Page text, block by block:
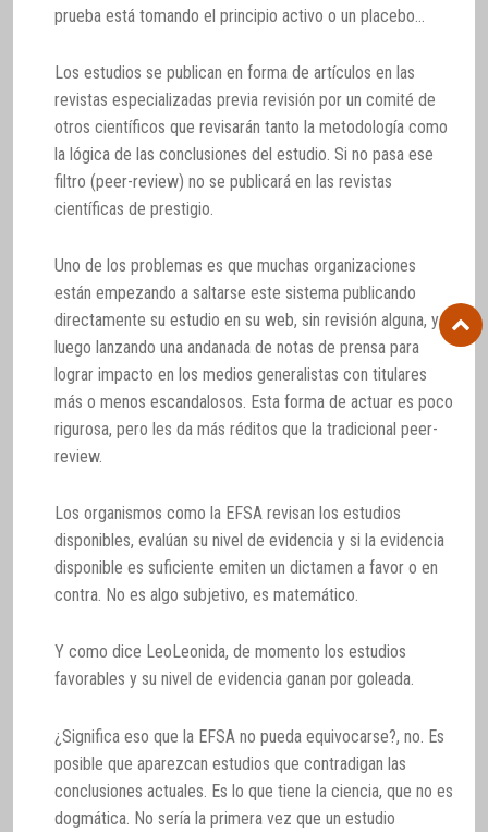
prueba está tomando el principio activo o un placebo…
Los estudios se publican en forma de artículos en las
revistas especializadas previa revisión por un comité de
otros científicos que revisarán tanto la metodología como
la lógica de las conclusiones del estudio. Si no pasa ese
filtro (peer-review) no se publicará en las revistas
científicas de prestigio.
Uno de los problemas es que muchas organizaciones
están empezando a saltarse este sistema publicando
directamente su estudio en su web, sin revisión alguna, y
luego lanzando una andanada de notas de prensa para
lograr impacto en los medios generalistas con titulares
más o menos escandalosos. Esta forma de actuar es poco
rigurosa, pero les da más réditos que la tradicional peer-
review.
Los organismos como la EFSA revisan los estudios
disponibles, evalúan su nivel de evidencia y si la evidencia
disponible es suficiente emiten un dictamen a favor o en
contra. No es algo subjetivo, es matemático.
Y como dice LeoLeonida, de momento los estudios
favorables y su nivel de evidencia ganan por goleada.
¿Significa eso que la EFSA no pueda equivocarse?, no. Es
posible que aparezcan estudios que contradigan las
conclusiones actuales. Es lo que tiene la ciencia, que no es
dogmática. No sería la primera vez que un estudio